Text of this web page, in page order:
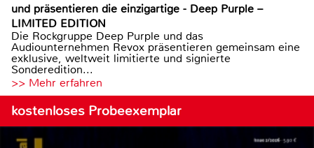
und präsentieren die einzigartige - Deep Purple –
LIMITED EDITION
Die Rockgruppe Deep Purple und das
Audiounternehmen Revox präsentieren gemeinsam eine
exklusive, weltweit limitierte und signierte
Sonderedition...
>> Mehr erfahren
kostenloses Probeexemplar